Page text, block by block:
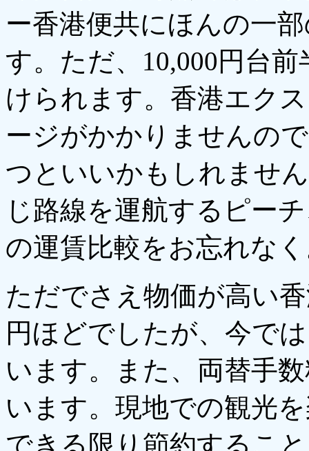
ー香港便共にほんの一
す。ただ、10,000円台
けられます。香港エク
ージがかかりませんの
つといいかもしれませ
じ路線を運航するピー
の運賃比較をお忘れな
ただでさえ物価が高い
円ほどでしたが、今で
います。また、両替手
います。現地での観光
できる限り節約するこ